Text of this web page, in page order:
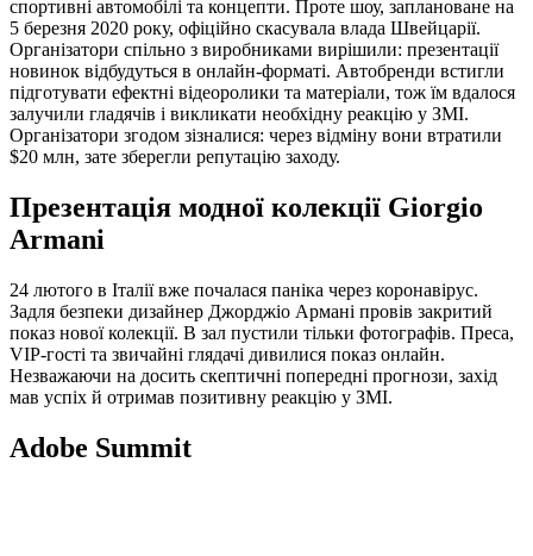
спортивні автомобілі та концепти. Проте шоу, заплановане на
5 березня 2020 року, офіційно скасувала влада Швейцарії.
Організатори спільно з виробниками вирішили: презентації
новинок відбудуться в онлайн-форматі. Автобренди встигли
підготувати ефектні відеоролики та матеріали, тож їм вдалося
залучили гладячів і викликати необхідну реакцію у ЗМІ.
Організатори згодом зізналися: через відміну вони втратили
$20 млн, зате зберегли репутацію заходу.
Презентація модної колекції Giorgio
Armani
24 лютого в Італії вже почалася паніка через коронавірус.
Задля безпеки дизайнер Джорджіо Армані провів закритий
показ нової колекції. В зал пустили тільки фотографів. Преса,
VIP-гості та звичайні глядачі дивилися показ онлайн.
Незважаючи на досить скептичні попередні прогнози, захід
мав успіх й отримав позитивну реакцію у ЗМІ.
Adobe Summit